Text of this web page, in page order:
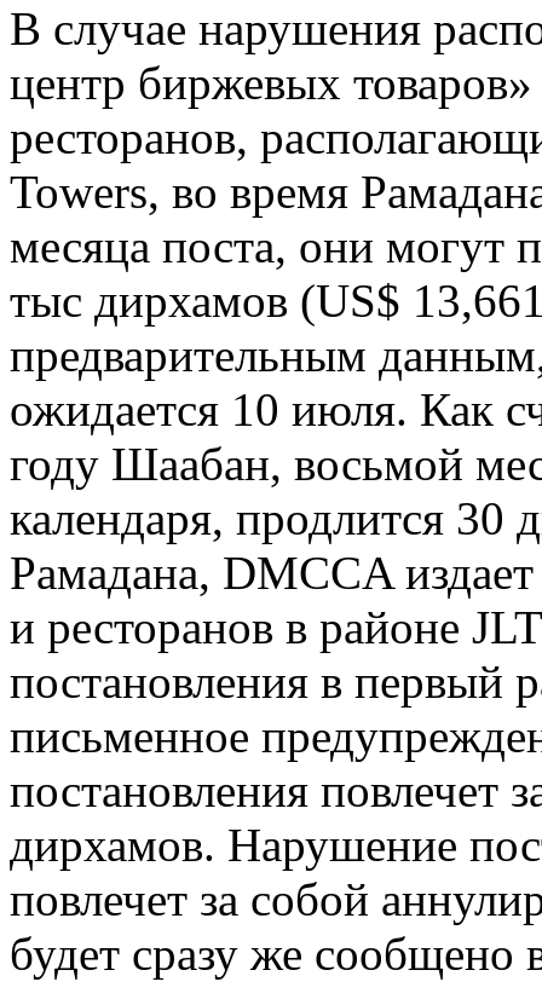
В случае нарушения
центр биржевых
ресторанов,
Towers, во время
месяца поста, они могут
тыс дирхамов (US$
предварительным
ожидается 10 июля. Как
году Шаабан, восьмой
календаря, продлится 30
Рамадана, DMCCA
и ресторанов в районе
постановления в первый
письменное
постановления повлечет
дирхамов. Нарушение
повлечет за собой
будет сразу же